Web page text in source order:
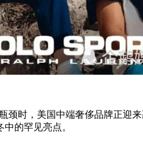
时，美国中端奢侈品牌正迎
的罕见亮点。